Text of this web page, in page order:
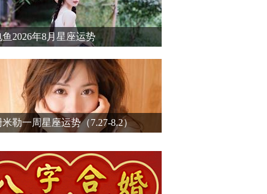
鱼2026年8月星座运势
米勒一周星座运势（7.27-8.2）